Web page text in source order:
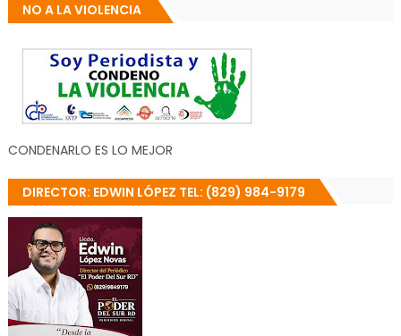
NO A LA VIOLENCIA
CONDENARLO ES LO MEJOR
DIRECTOR: EDWIN LÓPEZ TEL: (829) 984-9179